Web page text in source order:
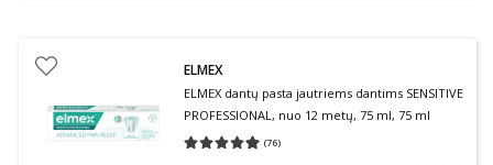
ELMEX
ELMEX dantų pasta jautriems dantims SENSITIVE
PROFESSIONAL, nuo 12 metų, 75 ml, 75 ml
(76)
Vidutinis įvertinimas 4.95